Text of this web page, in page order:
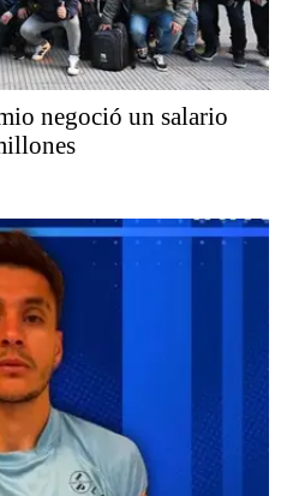
negoció un salario